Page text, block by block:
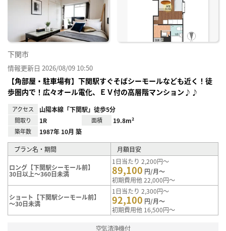
下関市
情報更新日 2026/08/09 10:50
【角部屋・駐車場有】下関駅すぐそばシーモールなども近く！徒
歩圏内で！広々オール電化、ＥＶ付の高層階マンション♪♪
アクセス 山陽本線「下関駅」徒歩5分
間取り 1R 面積 19.8m²
築年数 1987年 10月 築
プラン名・期間 月額目安
ロング【下関駅シーモール前】
30日以上～360日未満
1日当たり 2,200円～
89,100 円/月～
初期費用他 22,000円～
ショート【下関駅シーモール前】
～30日未満
1日当たり 2,300円～
92,100 円/月～
初期費用他 16,500円～
空気清浄機付